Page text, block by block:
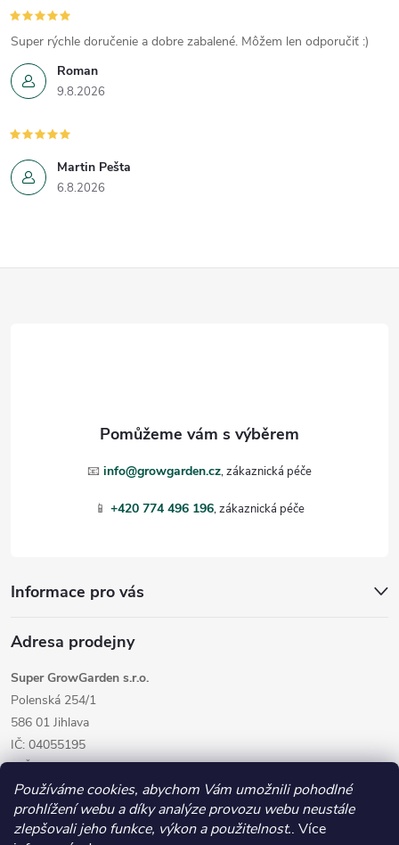
Používáme cookies, abychom Vám umožnili pohodlné
prohlížení webu a díky analýze provozu webu neustále
zlepšovali jeho funkce, výkon a použitelnost.. Více
Roman
9.8.2026
Super rýchle doručenie a dobre zabalené. Môžem len odporučiť :)
Martin Pešta
6.8.2026
📧 info@growgarden.cz
📱 +420 774 496 196
Informace pro vás
Adresa prodejny
Super GrowGarden s.r.o.
Polenská 254/1
586 01 Jihlava
IČ: 04055195
DIČ: CZ04055195